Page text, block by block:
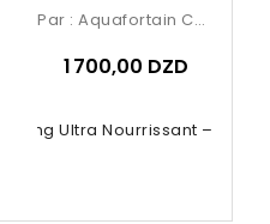
Ultra Nourrissant –
Par : Aquafortain Cosmetics
1 700,00 DZD